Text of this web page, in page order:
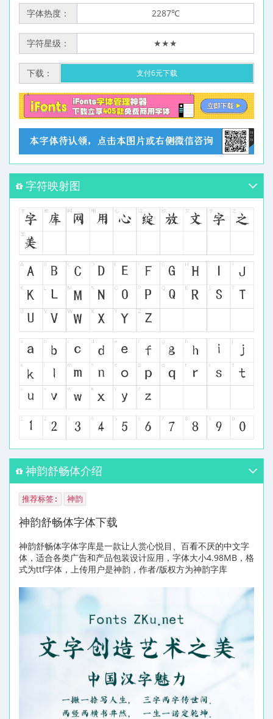
字体热度： 2287℃
字符星级： ★★★
下载： 支付6元下载
字符映射图
神韵舒畅体介绍
推荐标签: 神韵
神韵舒畅体字体下载
神韵舒畅体字体字库是一款让人赏心悦目、百看不厌的中文字
体，适合各类广告和产品包装设计应用，字体大小4.98MB，格
式为ttf字体，上传用户是神韵，作者/版权方为神韵字库